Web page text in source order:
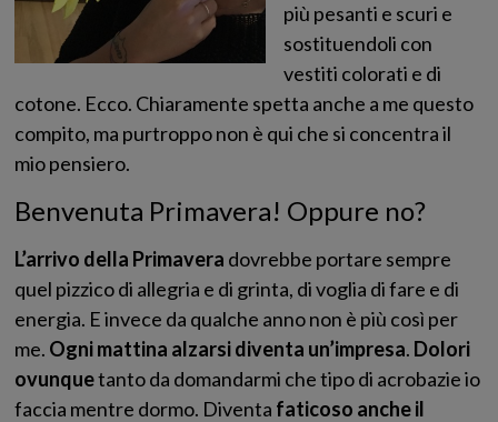
più pesanti e scuri e
sostituendoli con
vestiti colorati e di
cotone. Ecco. Chiaramente spetta anche a me questo
compito, ma purtroppo non è qui che si concentra il
mio pensiero.
Benvenuta Primavera! Oppure no?
L’arrivo della Primavera dovrebbe portare sempre
quel pizzico di allegria e di grinta, di voglia di fare e di
energia. E invece da qualche anno non è più così per
me. Ogni mattina alzarsi diventa un’impresa. Dolori
ovunquetanto da domandarmi che tipo di acrobazie io
faccia mentre dormo. Diventa faticoso anche il